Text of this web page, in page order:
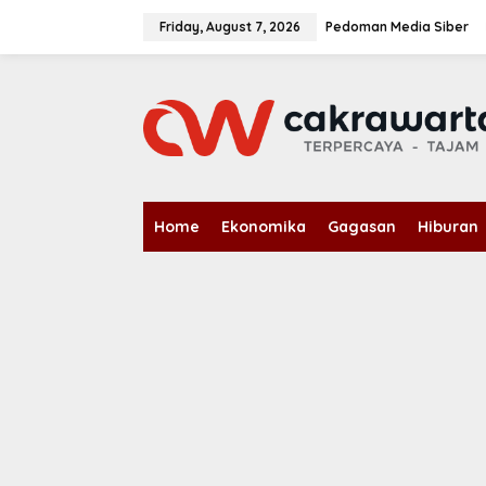
Friday, August 7, 2026 Pedoman Media Siber
Home Ekonomika Gagasan Hiburan